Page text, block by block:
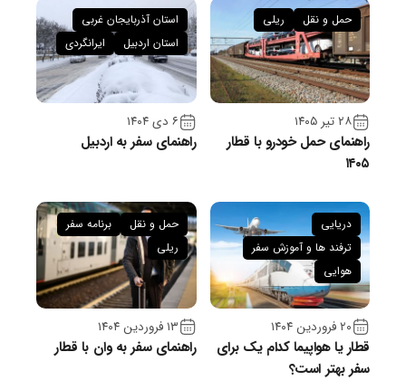
۲۸ تیر ۱۴۰۵
راهنمای حمل خودرو با قطار
۱۴۰۵
حمل و نقل ریلی
۶ دی ۱۴۰۴
راهنمای سفر به اردبیل
استان آذربایجان غربی
استان اردبیل
ایرانگردی
۲۰ فروردین ۱۴۰۴
قطار یا هواپیما کدام یک برای
سفر بهتر است؟
دریایی
ترفند ها و آموزش سفر
هوایی
۱۳ فروردین ۱۴۰۴
راهنمای سفر به وان با قطار
حمل و نقل
برنامه سفر
ریلی